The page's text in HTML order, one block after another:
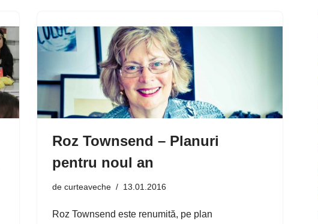
Roz Townsend – Planuri
pentru noul an
de curteaveche 13.01.2016
Roz Townsend este renumită, pe plan